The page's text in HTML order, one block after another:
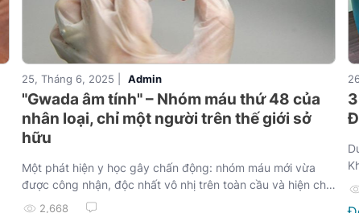
25, Tháng 6, 2025 | Admin
"Gwada âm tính" – Nhóm máu thứ 48 của
nhân loại, chỉ một người trên thế giới sở
hữu
Một phát hiện y học gây chấn động: nhóm máu mới vừa
được công nhận, độc nhất vô nhị trên toàn cầu và hiện chỉ
được tìm thấy ở một người phụ nữ gốc Guadeloupe.
2,668